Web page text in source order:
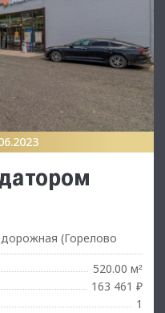
(Горелово
520.00 м²
163 461 ₽
1